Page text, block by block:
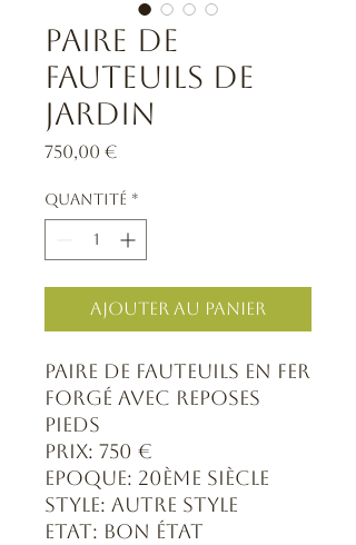
Paire De
Fauteuils De
Jardin
750,00 €
Quantité *
Ajouter au panier
Paire de fauteuils en fer
forgé avec reposes
pieds
Prix: 750 €
Epoque: 20ème siècle
Style: Autre style
Etat: Bon état